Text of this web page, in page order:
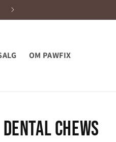
OM PAWFIX
Chews